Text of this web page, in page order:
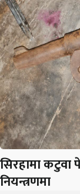
सिरहामा
नियन्त्रणमा